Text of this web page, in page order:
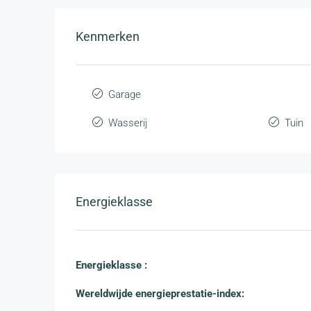
Kenmerken
Garage
Wasserij Tuin
Energieklasse
Energieklasse :
Wereldwijde energieprestatie-index: